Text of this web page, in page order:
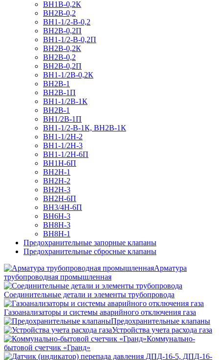
ВН1В-0,2К
ВН2В-0,2
ВН1-1/2-В-0,2
ВН2В-0,2П
ВН1-1/2-В-0,2П
ВН2В-0,2К
ВН2В-0,2
ВН2В-0,2П
ВН1-1/2В-0,2К
ВН2В-1
ВН2В-1П
ВН1-1/2В-1К
ВН2В-1
ВН1/2В-1П
ВН1-1/2-В-1К, ВН2В-1К
ВН1-1/2Н-2
ВН1-1/2Н-3
ВН1-1/2Н-6П
ВН1Н-6П
ВН2Н-1
ВН2Н-2
ВН2Н-3
ВН2Н-6П
ВН3/4Н-6П
ВН6Н-3
ВН8H-3
ВН8Н-1
Предохранительные запорные клапаны
Предохранительные сбросные клапаны
Арматура
трубопроводная промышленная
Соединительные детали и элементы трубопровода
Газоанализаторы и системы аварийного отключения газа
Предохранительные клапаны
Устройства учета расхода газа
Коммунально-
бытовой счетчик «Гранд»